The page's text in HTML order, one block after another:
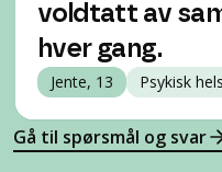
voldtatt av
hver gang.
Jente, 13 Psykisk
Gå til spørsmål og svar